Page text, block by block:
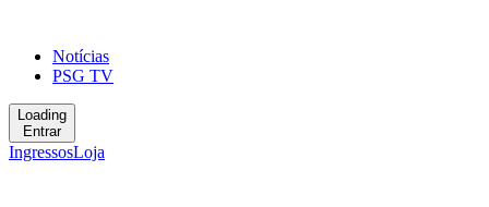
Notícias
PSG TV
Loading
Entrar
IngressosLoja